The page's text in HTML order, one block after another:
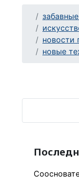
новости
новые